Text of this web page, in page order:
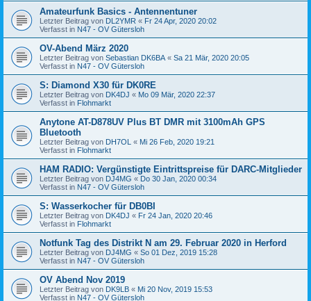
Amateurfunk Basics - Antennentuner
Letzter Beitrag von DL2YMR « Fr 24 Apr, 2020 20:02
Verfasst in N47 - OV Gütersloh
OV-Abend März 2020
Letzter Beitrag von Sebastian DK6BA « Sa 21 Mär, 2020 20:05
Verfasst in N47 - OV Gütersloh
S: Diamond X30 für DK0RE
Letzter Beitrag von DK4DJ « Mo 09 Mär, 2020 22:37
Verfasst in Flohmarkt
Anytone AT-D878UV Plus BT DMR mit 3100mAh GPS
Bluetooth
Letzter Beitrag von DH7OL « Mi 26 Feb, 2020 19:21
Verfasst in Flohmarkt
HAM RADIO: Vergünstigte Eintrittspreise für DARC-Mitglieder
Letzter Beitrag von DJ4MG « Do 30 Jan, 2020 00:34
Verfasst in N47 - OV Gütersloh
S: Wasserkocher für DB0BI
Letzter Beitrag von DK4DJ « Fr 24 Jan, 2020 20:46
Verfasst in Flohmarkt
Notfunk Tag des Distrikt N am 29. Februar 2020 in Herford
Letzter Beitrag von DJ4MG « So 01 Dez, 2019 15:28
Verfasst in N47 - OV Gütersloh
OV Abend Nov 2019
Letzter Beitrag von DK9LB « Mi 20 Nov, 2019 15:53
Verfasst in N47 - OV Gütersloh